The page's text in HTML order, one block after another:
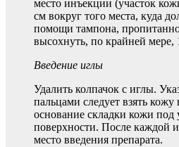
место инъекции (участок
см вокруг того места, куда
помощи тампона,
высохнуть, по крайней мере,
Введение иглы
Удалить колпачок с иглы.
пальцами следует взять кожу
основание складки кожи под
поверхности. После каждой
место введения препарата.